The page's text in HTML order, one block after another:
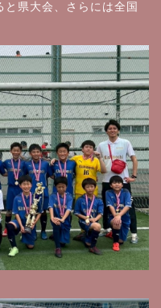
県大会、さらには全国